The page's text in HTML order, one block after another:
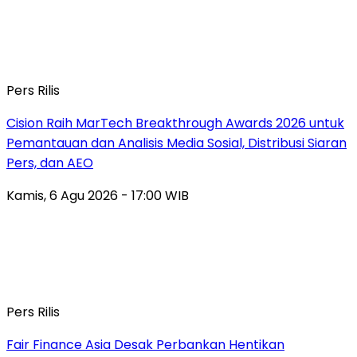
Pers Rilis
Cision Raih MarTech Breakthrough Awards 2026 untuk
Pemantauan dan Analisis Media Sosial, Distribusi Siaran
Pers, dan AEO
Kamis, 6 Agu 2026 - 17:00 WIB
Pers Rilis
Fair Finance Asia Desak Perbankan Hentikan